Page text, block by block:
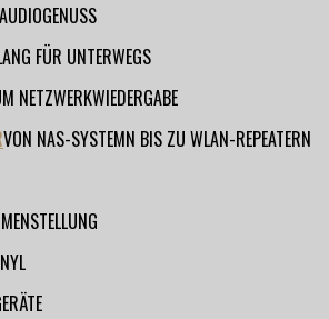
FÜR UNTERWEGS
NETZWERKWIEDERGABE
VON NAS-SYSTEMN BIS ZU WLAN-REPEATERN